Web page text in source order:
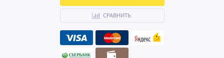
СРАВНИТЬ